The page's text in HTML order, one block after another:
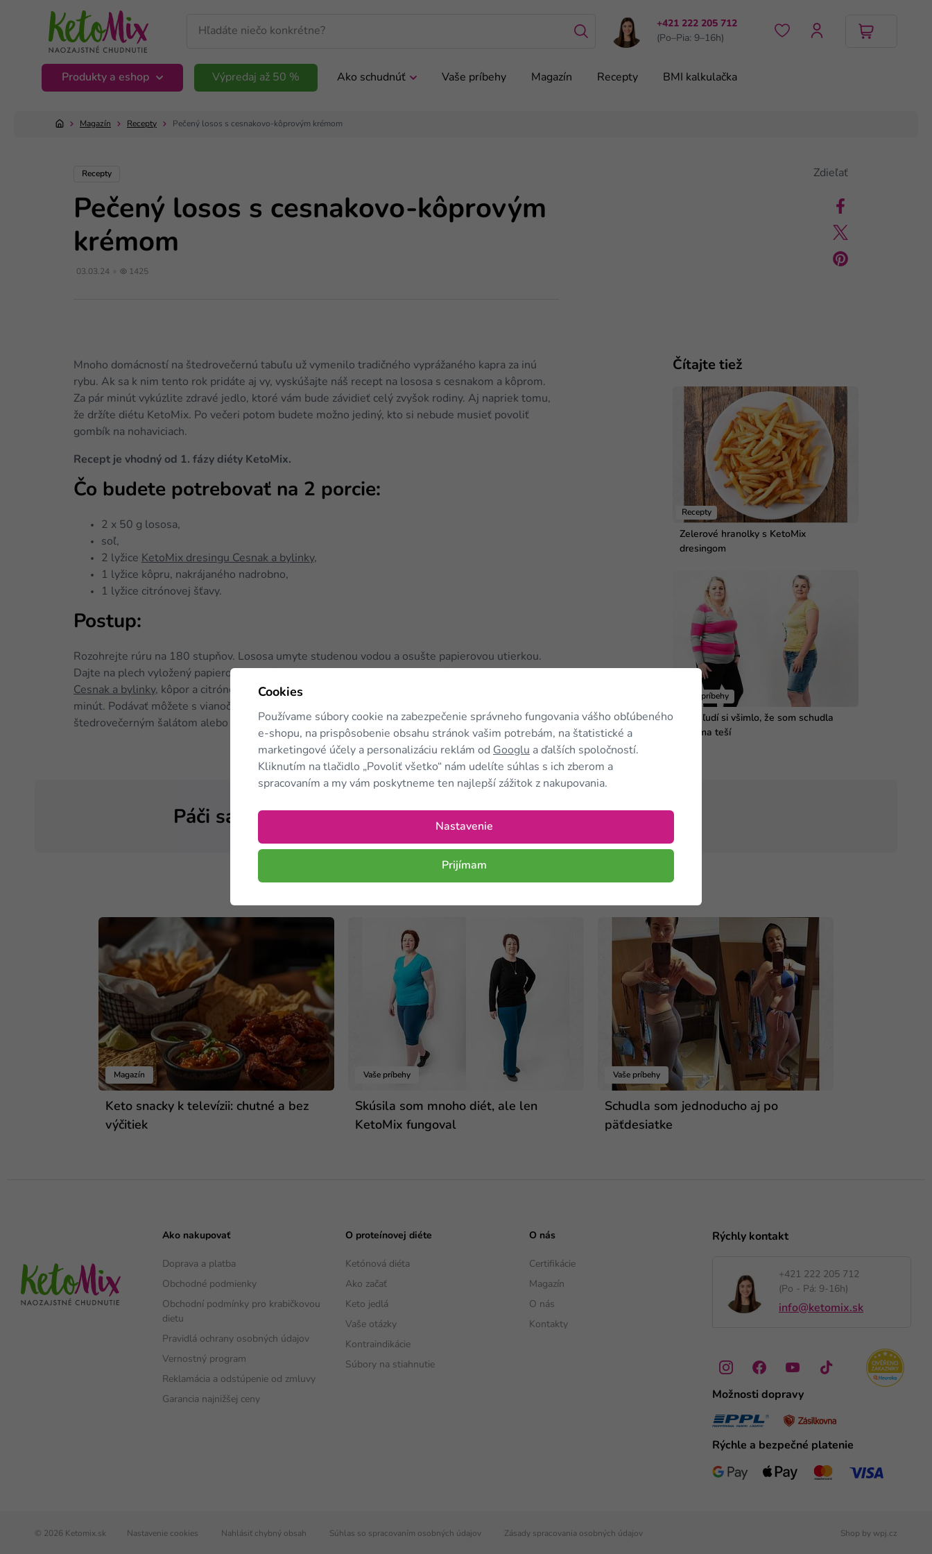
+421 222 205 712
(Po–Pia: 9–16h)
Produkty a eshop Výpredaj až 50 % Ako schudnúť Vaše príbehy Magazín Recepty BMI kalkulačka
Magazín Recepty Pečený losos s cesnakovo-kôprovým krémom
Recepty
Pečený losos s cesnakovo-kôprovým
krémom
03.03.24 1425
Zdieľať
Mnoho domácností na štedrovečernú tabuľu už vymenilo tradičného vyprážaného kapra za inú
rybu. Ak sa k nim tento rok pridáte aj vy, vyskúšajte náš recept na lososa s cesnakom a kôprom.
Za pár minút vykúzlite zdravé jedlo, ktoré vám bude závidieť celý zvyšok rodiny. Aj napriek tomu,
že držíte diétu KetoMix. Po večeri potom budete možno jediný, kto si nebude musieť povoliť
gombík na nohaviciach.
Recept je vhodný od 1. fázy diéty KetoMix.
Čo budete potrebovať na 2 porcie:
2 x 50 g lososa,
soľ,
2 lyžice KetoMix dresingu Cesnak a bylinky,
1 lyžice kôpru, nakrájaného nadrobno,
1 lyžice citrónovej šťavy.
Postup:
Rozohrejte rúru na 180 stupňov. Lososa umyte studenou vodou a osušte papierovou utierkou.
Dajte na plech vyložený papierom na pečenie a osoľte. V malej miske zmiešajte
Cesnak a bylinky, kôpor a citrónovú šťavu. Zmes rozotrite rovnomerne na rybu a pečte asi 15
minút. Podávať môžete s vianočným šalátom z kvaky, zemiakovým šalátom bez zemiakov, diétnym
štedrovečerným šalátom alebo proteínovým pečivom.
Čítajte tiež
Recepty
Zelerové hranolky s KetoMix
dresingom
Vaše príbehy
Veľa ľudí si všimlo, že som schudla
a to ma teší
Páči sa vám článok? Pošlite ho ďalej...
Magazín
Keto snacky k televízii: chutné a bez
výčitiek
Vaše príbehy
Skúsila som mnoho diét, ale len
KetoMix fungoval
Vaše príbehy
Schudla som jednoducho aj po
päťdesiatke
Ako nakupovať
Doprava a platba
Obchodné podmienky
Obchodní podmínky pro krabičkovou
dietu
Pravidlá ochrany osobných údajov
Vernostný program
Reklamácia a odstúpenie od zmluvy
Garancia najnižšej ceny
O proteínovej diéte
Ketónová diéta
Ako začať
Keto jedlá
Vaše otázky
Kontraindikácie
Súbory na stiahnutie
O nás
Certifikácie
Magazín
O nás
Kontakty
Rýchly kontakt
+421 222 205 712
(Po - Pá: 9-16h)
info@ketomix.sk
Možnosti dopravy
Rýchle a bezpečné platenie
© 2026 Ketomix.sk Nastavenie cookies Nahlásiť chybný obsah Súhlas so spracovaním osobných údajov Zásady spracovania osobných údajov Shop by wpj.cz
Cookies
Používame súbory cookie na zabezpečenie správneho fungovania vášho obľúbeného
e-shopu, na prispôsobenie obsahu stránok vašim potrebám, na štatistické a
marketingové účely a personalizáciu reklám od Googlu a ďalších spoločností.
Kliknutím na tlačidlo „Povoliť všetko“ nám udelíte súhlas s ich zberom a
spracovaním a my vám poskytneme ten najlepší zážitok z nakupovania.
Nastavenie
Prijímam